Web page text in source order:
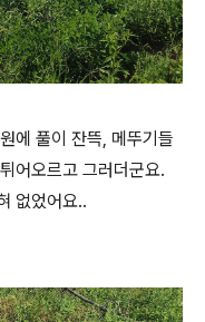
에 풀이 잔뜩, 메뚜기들
어오르고 그러더군요.
없었어요..